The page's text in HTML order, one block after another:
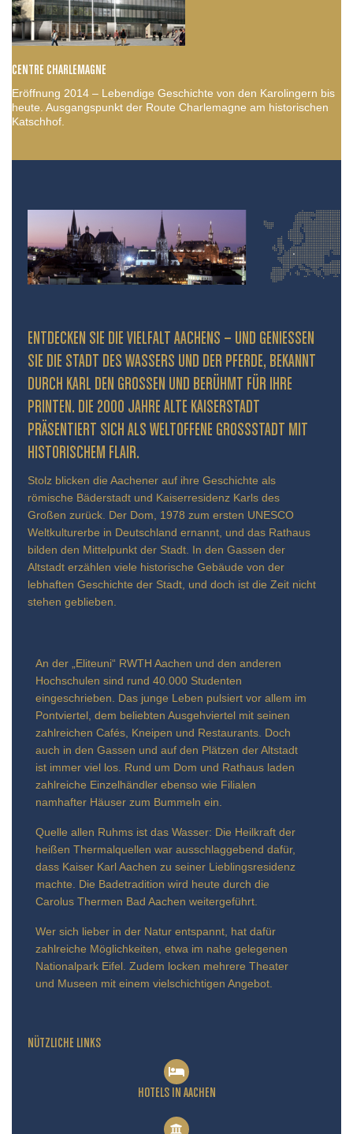
CENTRE CHARLEMAGNE
Eröffnung 2014 – Lebendige Geschichte von den Karolingern bis
heute. Ausgangspunkt der Route Charlemagne am historischen
Katschhof.
ENTDECKEN SIE DIE VIELFALT AACHENS – UND GENIESSEN S
IE DIE STADT DES WASSERS UND DER PFERDE, BEKANNT D
URCH KARL DEN GROSSEN UND BERÜHMT FÜR IHRE PR
INTEN. DIE 2000 JAHRE ALTE KAISERSTADT PR
ÄSENTIERT SICH ALS WELTOFFENE GROSSSTADT MIT HIS
TORISCHEM FLAIR.
Stolz blicken die Aachener auf ihre Geschichte als
römische Bäderstadt und Kaiserresidenz Karls des
Großen zurück. Der Dom, 1978 zum ersten UNESCO
Weltkulturerbe in Deutschland ernannt, und das Rathaus
bilden den Mittelpunkt der Stadt. In den Gassen der
Altstadt erzählen viele historische Gebäude von der
lebhaften Geschichte der Stadt, und doch ist die Zeit nicht
stehen geblieben.
An der „Eliteuni“ RWTH Aachen und den anderen
Hochschulen sind rund 40.000 Studenten
eingeschrieben. Das junge Leben pulsiert vor allem im
Pontviertel, dem beliebten Ausgehviertel mit seinen
zahlreichen Cafés, Kneipen und Restaurants. Doch
auch in den Gassen und auf den Plätzen der Altstadt
ist immer viel los. Rund um Dom und Rathaus laden
zahlreiche Einzelhändler ebenso wie Filialen
namhafter Häuser zum Bummeln ein.
Quelle allen Ruhms ist das Wasser: Die Heilkraft der
heißen Thermalquellen war ausschlaggebend dafür,
dass Kaiser Karl Aachen zu seiner Lieblingsresidenz
machte. Die Badetradition wird heute durch die
Carolus Thermen Bad Aachen weitergeführt.
Wer sich lieber in der Natur entspannt, hat dafür
zahlreiche Möglichkeiten, etwa im nahe gelegenen
Nationalpark Eifel. Zudem locken mehrere Theater
und Museen mit einem vielschichtigen Angebot.
NÜTZLICHE LINKS
HOTELS IN AACHEN